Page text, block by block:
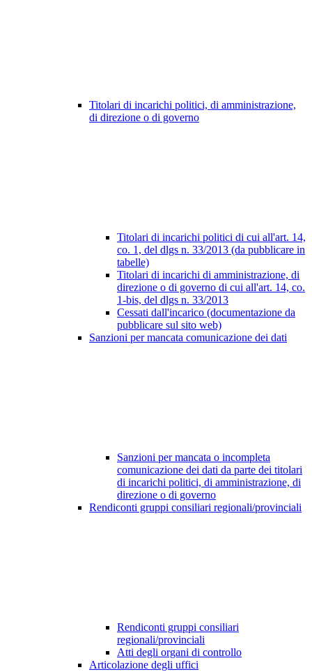
Titolari di incarichi politici, di amministrazione,
di direzione o di governo
Titolari di incarichi politici di cui all'art. 14,
co. 1, del dlgs n. 33/2013 (da pubblicare in
tabelle)
Titolari di incarichi di amministrazione, di
direzione o di governo di cui all'art. 14, co.
1-bis, del dlgs n. 33/2013
Cessati dall'incarico (documentazione da
pubblicare sul sito web)
Sanzioni per mancata comunicazione dei dati
Sanzioni per mancata o incompleta
comunicazione dei dati da parte dei titolari
di incarichi politici, di amministrazione, di
direzione o di governo
Rendiconti gruppi consiliari regionali/provinciali
Rendiconti gruppi consiliari
regionali/provinciali
Atti degli organi di controllo
Articolazione degli uffici